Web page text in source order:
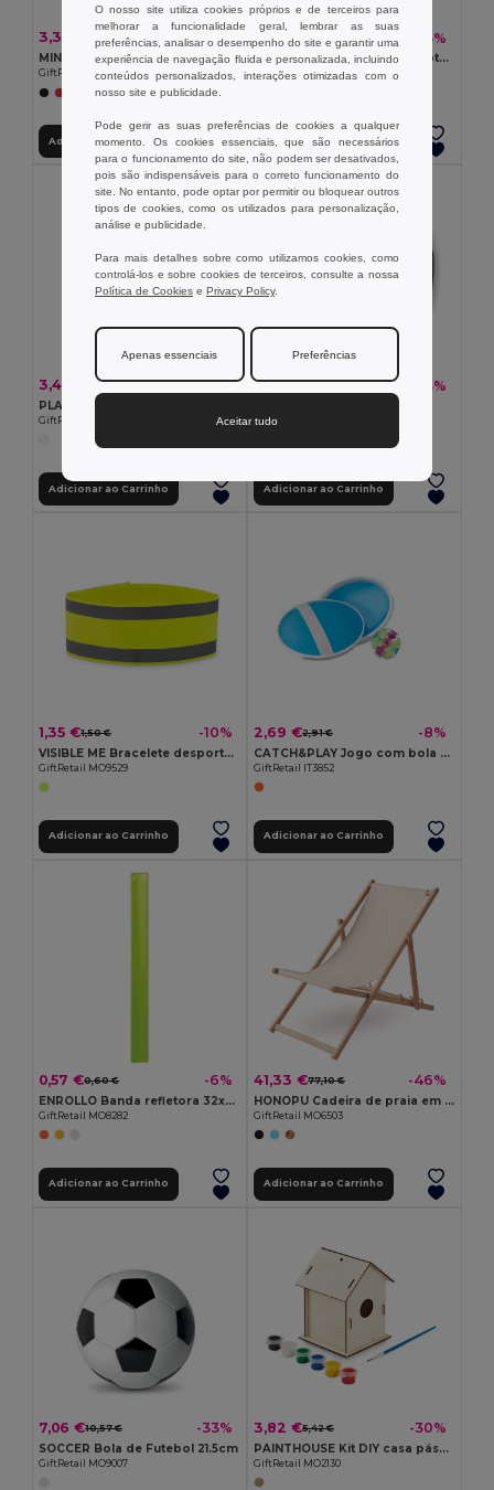
3,38 € 3,61 € -6%
MINI MATCH Set pequeno de Tenis de praia
GiftRetail MO1911
+2 CORES
Adicionar ao Carrinho
2,12 € 2,23 € -5%
RED POPPY Vaso em terracota 'papoila'
GiftRetail MO6148
Adicionar ao Carrinho
3,41 € 3,63 € -6%
GiftRetail MO8956
Adicionar ao Carrinho
0,90 €0,92 € -3%
GiftRetail MO8071
Adicionar ao Carrinho
1,35 €1,50 € -10%
VISIBLE ME Bracelete desporto lycra
GiftRetail MO9529
Adicionar ao Carrinho
2,69 €2,91 € -8%
CATCH&PLAY Jogo com bola de ventosa
GiftRetail IT3852
Adicionar ao Carrinho
0,57 €0,60 € -6%
ENROLLO Banda refletora 32x3cm
GiftRetail MO8282
Adicionar ao Carrinho
41,33 €77,10 € -46%
HONOPU Cadeira de praia em madeira
GiftRetail MO6503
Adicionar ao Carrinho
7,06 €10,57 € -33%
SOCCER Bola de Futebol 21.5cm
GiftRetail MO9007
3,82 €5,42 € -30%
PAINTHOUSE Kit DIY casa pássaros madeira
GiftRetail MO2130
O nosso site utiliza cookies próprios e de terceiros para
melhorar a funcionalidade geral, lembrar as suas
preferências, analisar o desempenho do site e garantir uma
experiência de navegação fluida e personalizada, incluindo
conteúdos personalizados, interações otimizadas com o
nosso site e publicidade.
Pode gerir as suas preferências de cookies a qualquer
momento. Os cookies essenciais, que são necessários
para o funcionamento do site, não podem ser desativados,
pois são indispensáveis para o correto funcionamento do
site. No entanto, pode optar por permitir ou bloquear outros
tipos de cookies, como os utilizados para personalização,
análise e publicidade.
Para mais detalhes sobre como utilizamos cookies, como
controlá-los e sobre cookies de terceiros, consulte a nossa
Política de Cookies e Privacy Policy.
Apenas essenciais Preferências
Aceitar tudo